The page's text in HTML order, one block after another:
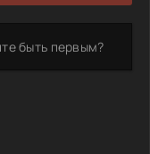
быть первым?